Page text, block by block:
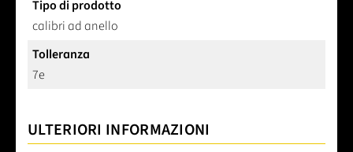
Tipo di prodotto
calibri ad anello
Tolleranza
7e
ULTERIORI INFORMAZIONI